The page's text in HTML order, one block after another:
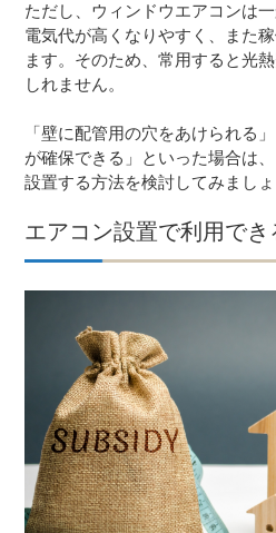
ただし、ウィンドウエアコンは
電気代が高くなりやすく、また
ます。そのため、常用すると光
しれません。
「壁に配管用の穴をあけられる
が確保できる」といった場合は
設置する方法を検討してみましょ
エアコン設置で利用で